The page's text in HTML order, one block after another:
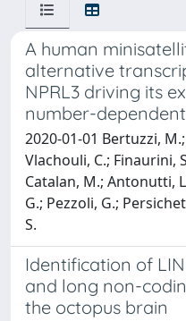
A human
alternative
NPRL3 driving its
number-
2020-01-01 Bertuzzi,
Vlachouli, C.; Finaurini,
Catalan, M.; Antonutti,
G.; Pezzoli, G.;
S.
Identification of
and long non-
the octopus brain